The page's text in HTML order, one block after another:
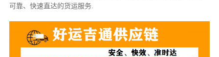
可靠、快速直达的货运服务.